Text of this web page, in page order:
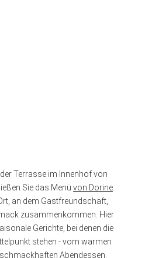
Terrasse im Innenhof von
Sie das Menü von Dorine
an dem Gastfreundschaft,
zusammenkommen. Hier
Gerichte, bei denen die
stehen - vom warmen
Abendessen.